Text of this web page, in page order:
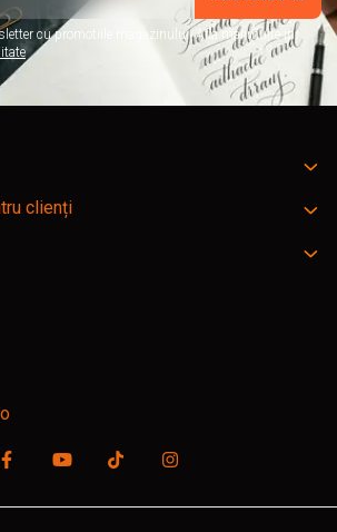
cu promotiile magazinului. Afla mai multe in
clienți